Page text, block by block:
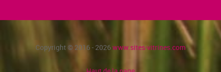
Copyright © 2016 - 2026www.sites-vitrines.com